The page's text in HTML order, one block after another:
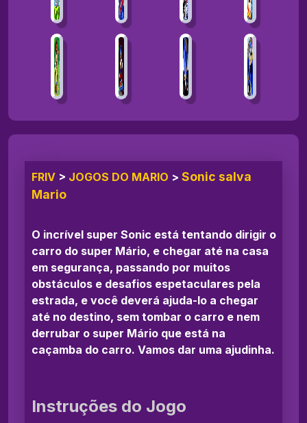
FRIV > JOGOS DO MARIO > Sonic salva
Mario
O incrível super Sonic está tentando dirigir o
carro do super Mário, e chegar até na casa
em segurança, passando por muitos
obstáculos e desafios espetaculares pela
estrada, e você deverá ajuda-lo a chegar
até no destino, sem tombar o carro e nem
derrubar o super Mário que está na
caçamba do carro. Vamos dar uma ajudinha.
Instruções do Jogo